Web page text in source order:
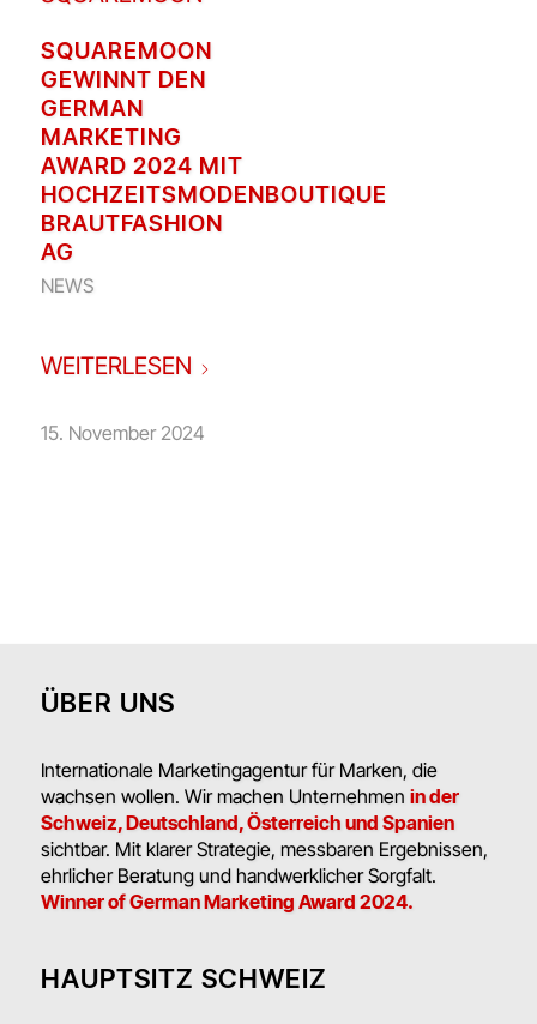
SQUAREMOON
GEWINNT DEN
GERMAN
MARKETING
AWARD 2024 MIT
HOCHZEITSMODENBOUTIQUE
BRAUTFASHION
AG
NEWS
WEITERLESEN
15. November 2024
ÜBER UNS
Internationale Marketingagentur für Marken, die
wachsen wollen. Wir machen Unternehmen in der
Schweiz, Deutschland, Österreich und Spanien
sichtbar. Mit klarer Strategie, messbaren Ergebnissen,
ehrlicher Beratung und handwerklicher Sorgfalt.
Winner of German Marketing Award 2024.
HAUPTSITZ SCHWEIZ